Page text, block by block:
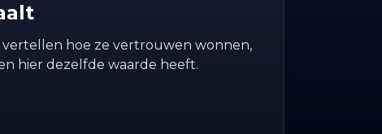
vertellen hoe ze vertrouwen wonnen,
hier dezelfde waarde heeft.